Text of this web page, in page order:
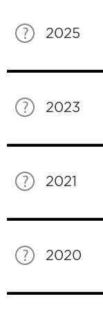
2025
2023
2021
2020